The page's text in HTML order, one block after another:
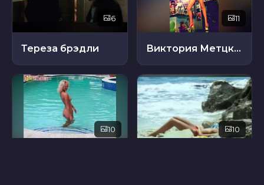
6
Тереза ​​брэдли
11
Виктория Метцкер
10 10